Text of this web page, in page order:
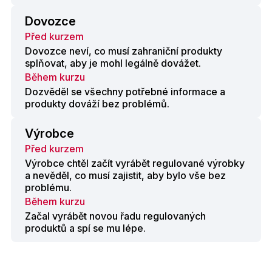
Dovozce
Před kurzem
Dovozce neví, co musí zahraniční produkty
splňovat, aby je mohl legálně dovážet.
Během kurzu
Dozvěděl se všechny potřebné informace a
produkty dováží bez problémů.
Výrobce
Před kurzem
Výrobce chtěl začít vyrábět regulované výrobky
a nevěděl, co musí zajistit, aby bylo vše bez
problému.
Během kurzu
Začal vyrábět novou řadu regulovaných
produktů a spí se mu lépe.